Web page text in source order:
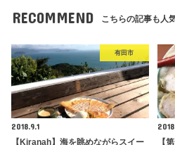
RECOMMEND こちらの記事も人
有田市
2018.9.1
【Kiranah】海を眺めながらスイー
【